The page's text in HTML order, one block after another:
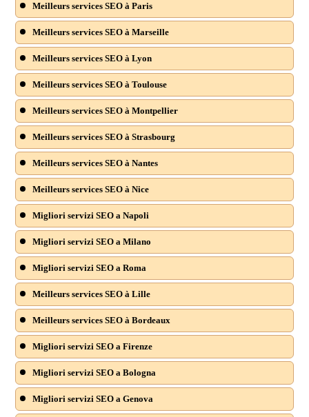
Meilleurs services SEO à Paris
Meilleurs services SEO à Marseille
Meilleurs services SEO à Lyon
Meilleurs services SEO à Toulouse
Meilleurs services SEO à Montpellier
Meilleurs services SEO à Strasbourg
Meilleurs services SEO à Nantes
Meilleurs services SEO à Nice
Migliori servizi SEO a Napoli
Migliori servizi SEO a Milano
Migliori servizi SEO a Roma
Meilleurs services SEO à Lille
Meilleurs services SEO à Bordeaux
Migliori servizi SEO a Firenze
Migliori servizi SEO a Bologna
Migliori servizi SEO a Genova